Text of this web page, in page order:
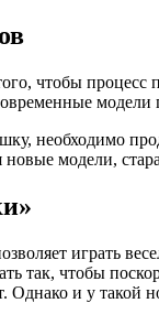
чтобы
необходимо
новые модели,
играть
так, чтобы
Однако и у такой